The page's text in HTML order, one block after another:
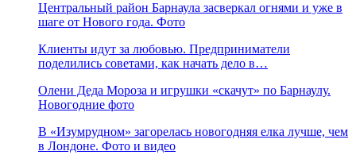
Центральный район Барнаула засверкал огнями и уже в
шаге от Нового года. Фото
Клиенты идут за любовью. Предприниматели
поделились советами, как начать дело в…
Олени Деда Мороза и игрушки «скачут» по Барнаулу.
Новогодние фото
В «Изумрудном» загорелась новогодняя елка лучше, чем
в Лондоне. Фото и видео